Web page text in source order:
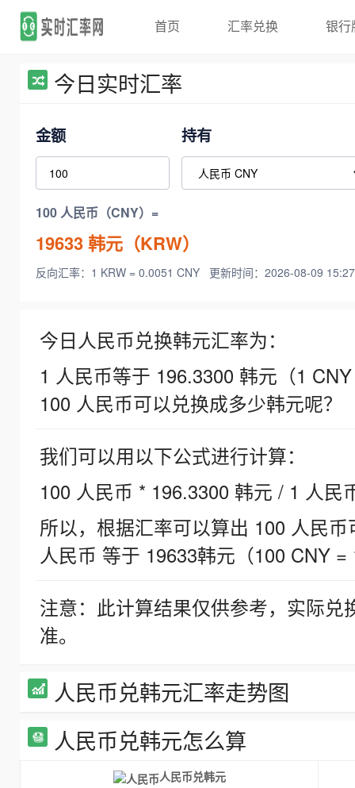
首页 汇率兑换 银行
今日实时汇率
金额 持有
100 人民币（CNY）=
19633韩元（KRW）
反向汇率：1 KRW = 0.0051 CNY 更新时间：2026-08-09
今日人民币兑换韩元汇率为：
1 人民币等于 196.3300 韩元（1
100 人民币可以兑换成多少韩元呢？
我们可以用以下公式进行计算：
100 人民币 * 196.3300 韩元 / 1 人民
所以，根据汇率可以算出 100 人民
人民币 等于 19633韩元（100 CNY =
注意：此计算结果仅供参考，实际
准。
人民币兑韩元汇率走势图
人民币兑韩元怎么算
人民币兑韩元